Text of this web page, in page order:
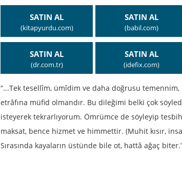
SATIN AL
(kitapyurdu.com)
SATIN AL
(babil.com)
SATIN AL
(dr.com.tr)
SATIN AL
(idefix.com)
“...Tek tesellîm, ümîdim ve daha doğrusu temennim,
etrâfına müfid olmandır. Bu dileğimi belki çok
isteyerek tekrarlıyorum. Ömrümce de söyleyip
maksat, bence hizmet ve himmettir. (Muhit kısır,
Sırasında kayaların üstünde bile ot, hattâ ağaç